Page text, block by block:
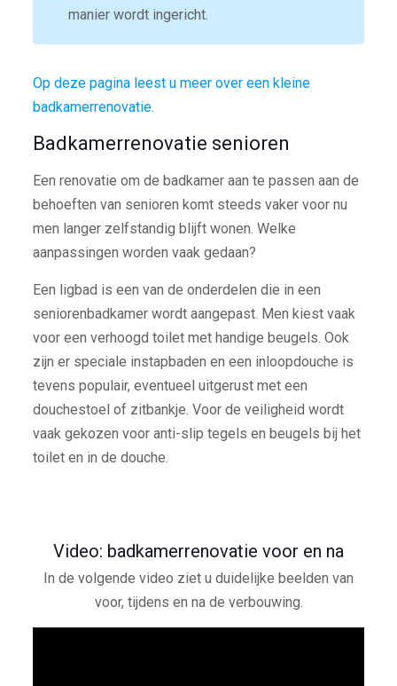
manier wordt ingericht.
Op deze pagina leest u meer over een kleine
badkamerrenovatie.
Badkamerrenovatie senioren
Een renovatie om de badkamer aan te passen aan de
behoeften van senioren komt steeds vaker voor nu
men langer zelfstandig blijft wonen. Welke
aanpassingen worden vaak gedaan?
Een ligbad is een van de onderdelen die in een
seniorenbadkamer wordt aangepast. Men kiest vaak
voor een verhoogd toilet met handige beugels. Ook
zijn er speciale instapbaden en een inloopdouche is
tevens populair, eventueel uitgerust met een
douchestoel of zitbankje. Voor de veiligheid wordt
vaak gekozen voor anti-slip tegels en beugels bij het
toilet en in de douche.
Video: badkamerrenovatie voor en na
In de volgende video ziet u duidelijke beelden van
voor, tijdens en na de verbouwing.